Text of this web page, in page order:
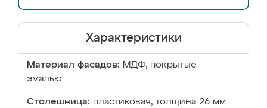
Характеристики
Материал фасадов: МДФ, покрытые
эмалью
Столешница: пластиковая, толщина 26 мм